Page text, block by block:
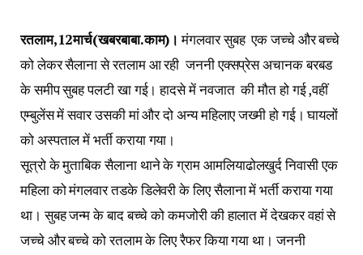
रतलाम,12मार्च(खबरबाबा.काम)। मंगलवार सुबह एक जच्चे और बच्चे
को लेकर सैलाना से रतलाम आ रही जननी एक्सप्रेस अचानक बरबड
के समीप सुबह पलटी खा गई। हादसे में नवजात की मौत हो गई ,वहीं
एम्बुलेंस में सवार उसकी मां और दो अन्य महिलाए जख्मी हो गई। घायलों
को अस्पताल में भर्ती कराया गया।
सूत्रो के मुताबिक सैलाना थाने के ग्राम आमलियाढोलखुर्द निवासी एक
महिला को मंगलवार तडके डिलेवरी के लिए सैलाना में भर्ती कराया गया
था। सुबह जन्म के बाद बच्चे को कमजोरी की हालात में देखकर वहां से
जच्चे और बच्चे को रतलाम के लिए रैफर किया गया था। जननी